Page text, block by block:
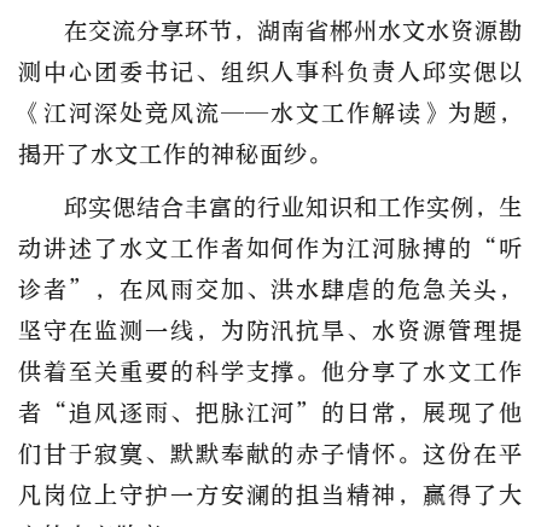
在交流分享环节，湖南省郴州水文水资源勘
测中心团委书记、组织人事科负责人邱实偲以
《江河深处竞风流——水文工作解读》为题，
揭开了水文工作的神秘面纱。
邱实偲结合丰富的行业知识和工作实例，生
动讲述了水文工作者如何作为江河脉搏的“听
诊者”，在风雨交加、洪水肆虐的危急关头，
坚守在监测一线，为防汛抗旱、水资源管理提
供着至关重要的科学支撑。他分享了水文工作
者“追风逐雨、把脉江河”的日常，展现了他
们甘于寂寞、默默奉献的赤子情怀。这份在平
凡岗位上守护一方安澜的担当精神，赢得了大